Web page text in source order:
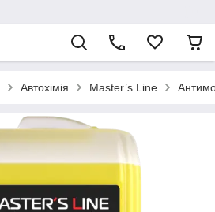
Автохімія Master’s Line